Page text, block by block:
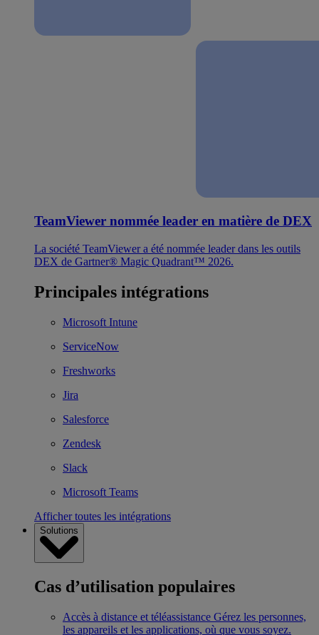
TeamViewer nommée leader en matière de DEX
La société TeamViewer a été nommée leader dans les outils
DEX de Gartner® Magic Quadrant™ 2026.
Principales intégrations
Microsoft Intune
ServiceNow
Freshworks
Jira
Salesforce
Zendesk
Slack
Microsoft Teams
Afficher toutes les intégrations
Solutions
Cas d’utilisation populaires
Accès à distance et téléassistance Gérez les personnes,
les appareils et les applications, où que vous soyez.